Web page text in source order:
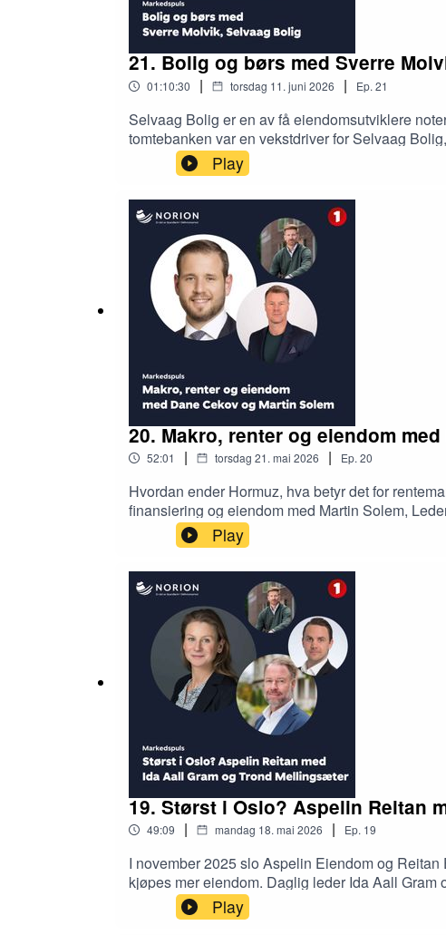
21. Bolig og børs med Sverre
01:10:30 | torsdag 11. juni 2026 | Ep. 21
Selvaag Bolig er en av få eiendomsutviklere
tomtebanken var en vekstdriver for Selvaag
Stockholm. Sverre er fornøyd med godt salg i
diskuterer han boligkonseptene og
sluttbrukere.
Play
20. Makro, renter og eiendom
52:01 | torsdag 21. mai 2026 | Ep. 20
Hvordan ender Hormuz, hva betyr det for
finansiering og eiendom med Martin Solem,
svenske tilstander, er AI blitt en eiendoms-
Play
19. Størst i Oslo? Aspelin Reitan
49:09 | mandag 18. mai 2026 | Ep. 19
I november 2025 slo Aspelin Eiendom og
kjøpes mer eiendom. Daglig leder Ida Aall
SPG/ Norion, til en diskusjon om eiendom,
Håvard Valstad er nysgjerrig på hvordan Ida
Play